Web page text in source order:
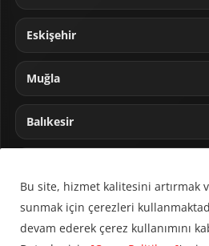
Eskişehir
Muğla
Balıkesir
Bu site, hizmet kalitesini artırmak
sunmak için çerezleri
devam ederek çerez kullanımını